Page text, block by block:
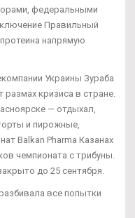
федеральными
Правильный
напрямую
Украины Зураба
кризиса в стране.
— отдыхал,
и пирожные,
Balkan Pharma Казанах
чемпионата с трибуны.
до 25 сентября.
все попытки